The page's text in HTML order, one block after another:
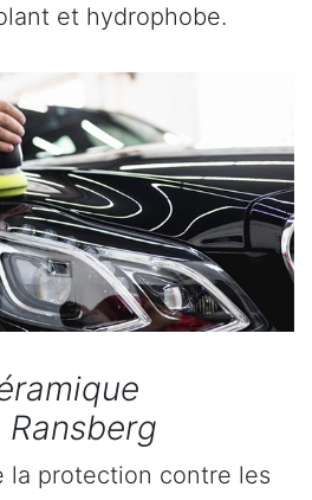
et hydrophobe.
la protection contre les